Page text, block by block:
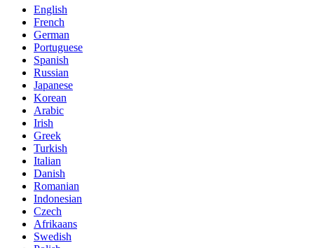
English
French
German
Portuguese
Spanish
Russian
Japanese
Korean
Arabic
Irish
Greek
Turkish
Italian
Danish
Romanian
Indonesian
Czech
Afrikaans
Swedish